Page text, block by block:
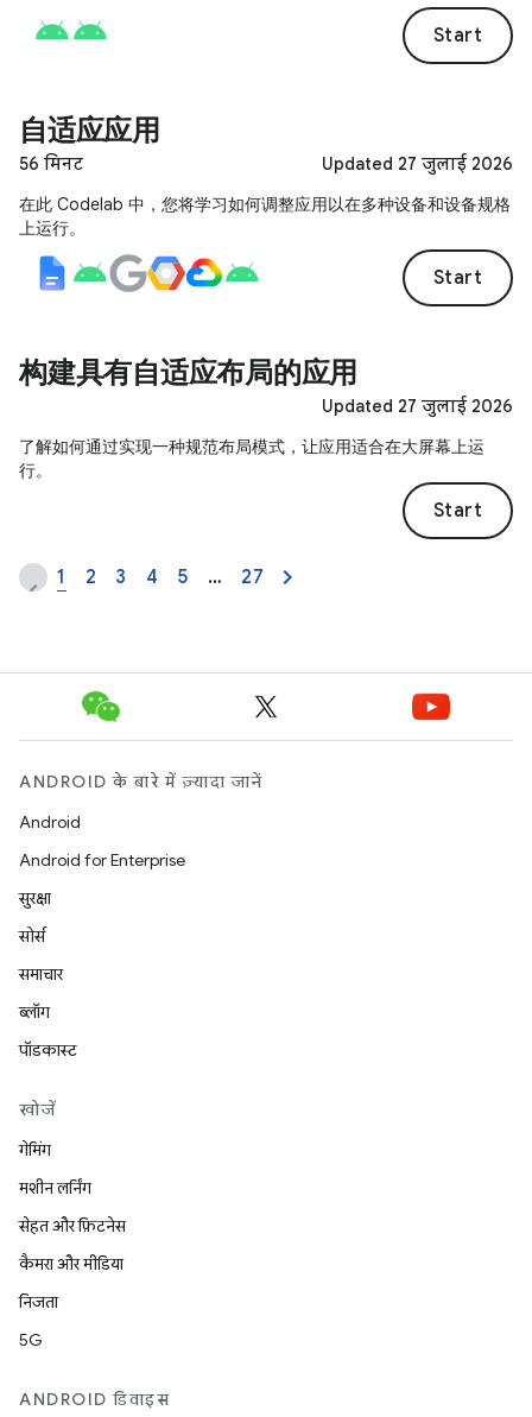
Start
自适应应用
56 मिनट
Updated 27 जुलाई 2026
在此 Codelab 中，您将学习如何调整应用以在多种设备和设备规格
上运行。
Start
构建具有自适应布局的应用
Updated 27 जुलाई 2026
了解如何通过实现一种规范布局模式，让应用适合在大屏幕上运
行。
Start
1 2 3 4 5 … 27
ANDROID के बारे में ज़्यादा जानें
Android
Android for Enterprise
सुरक्षा
सोर्स
समाचार
ब्लॉग
पॉडकास्ट
खोजें
गेमिंग
मशीन लर्निंग
सेहत और फ़िटनेस
कैमरा और मीडिया
निजता
5G
ANDROID डिवाइस